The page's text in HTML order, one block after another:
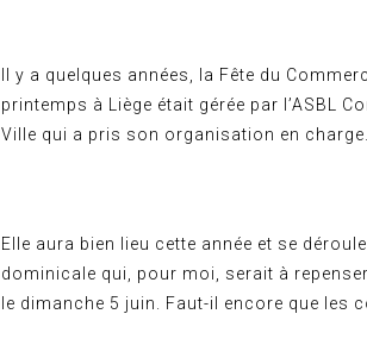
Il y a quelques années, la Fête du
printemps à Liège était gérée par l’ASBL
Ville qui a pris son organisation en charge.
Elle aura bien lieu cette année et se
dominicale qui, pour moi, serait à
le dimanche 5 juin. Faut-il encore que les